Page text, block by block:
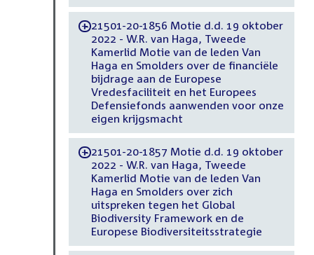
-21501-20-1856 Motie d.d. 19 oktober
2022 - W.R. van Haga, Tweede
Kamerlid Motie van de leden Van
Haga en Smolders over de financiële
bijdrage aan de Europese
Vredesfaciliteit en het Europees
Defensiefonds aanwenden voor onze
eigen krijgsmacht
-21501-20-1857 Motie d.d. 19 oktober
2022 - W.R. van Haga, Tweede
Kamerlid Motie van de leden Van
Haga en Smolders over zich
uitspreken tegen het Global
Biodiversity Framework en de
Europese Biodiversiteitsstrategie